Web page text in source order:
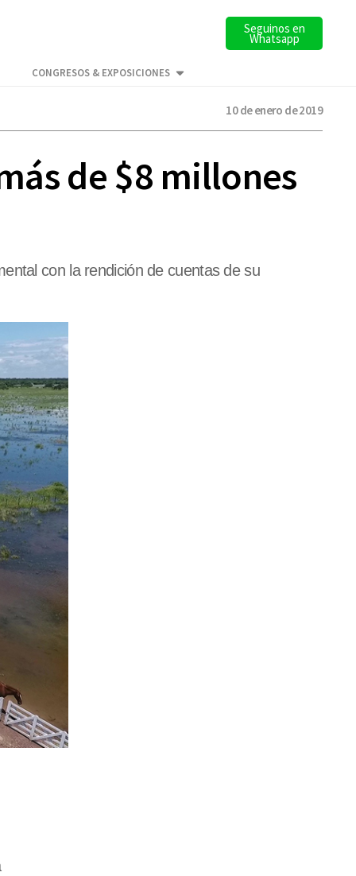
Seguinos en
Whatsapp
CONGRESOS & EXPOSICIONES
10 de enero de 2019
de $8 millones
con la rendición de cuentas de su